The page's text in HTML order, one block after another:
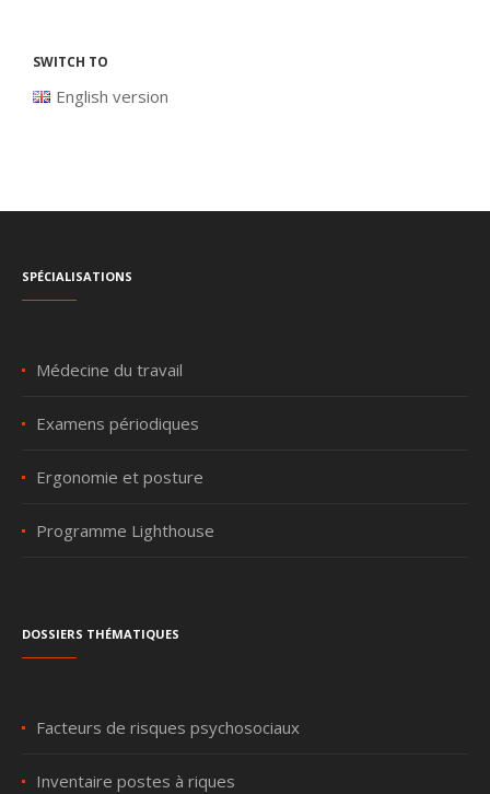
Switch to
English version
Spécialisations
Médecine du travail
Examens périodiques
Ergonomie et posture
Programme Lighthouse
Dossiers thématiques
Facteurs de risques psychosociaux
Inventaire postes à riques